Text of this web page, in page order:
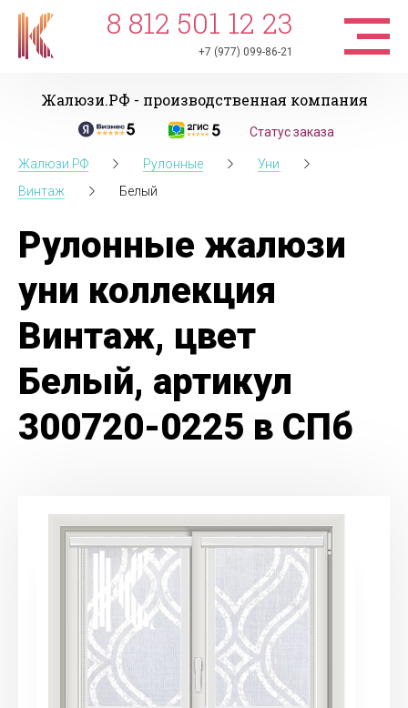
8 812 501 12 23
+7 (977) 099-86-21
Жалюзи.РФ - производственная компания
Статус заказа
Жалюзи.РФ Рулонные
Уни
Винтаж
Белый
Рулонные жалюзи
уни коллекция
Винтаж, цвет
Белый, артикул
300720-0225 в СПб